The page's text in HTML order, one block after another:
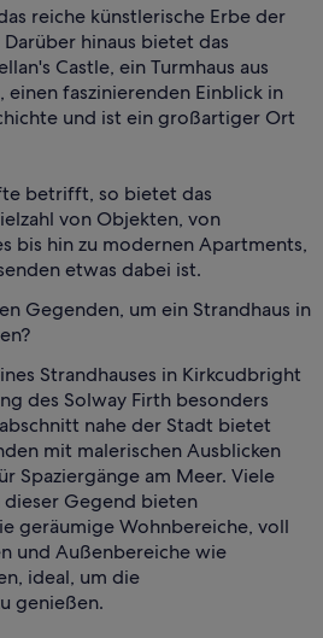
reiche künstlerische Erbe der
hinaus bietet das
Castle, ein Turmhaus aus
einen faszinierenden Einblick in
und ist ein großartiger Ort
betrifft, so bietet das
von Objekten, von
bis hin zu modernen Apartments,
etwas dabei ist.
Gegenden, um ein Strandhaus in
Strandhauses in Kirkcudbright
des Solway Firth besonders
nahe der Stadt bietet
mit malerischen Ausblicken
Spaziergänge am Meer. Viele
Gegend bieten
geräumige Wohnbereiche, voll
und Außenbereiche wie
ideal, um die
genießen.